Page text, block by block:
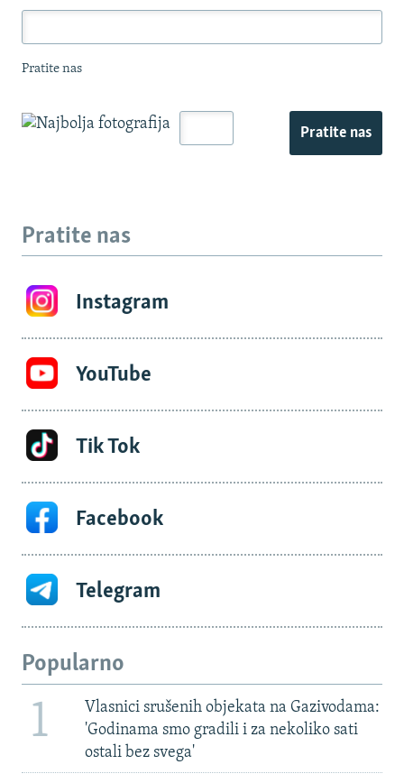
Pratite nas
Pratite nas
Pratite nas
Instagram
YouTube
Tik Tok
Facebook
Telegram
Popularno
1
Vlasnici srušenih objekata na Gazivodama:
'Godinama smo gradili i za nekoliko sati
ostali bez svega'